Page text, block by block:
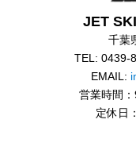
JET
千葉
TEL: 0439-
EMAIL:
営業時間
定休日